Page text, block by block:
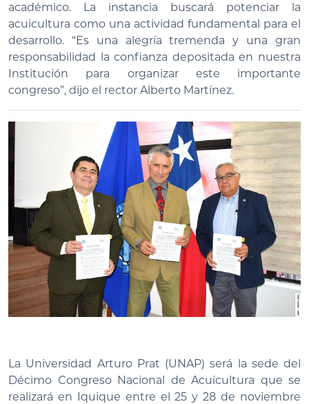
académico. La instancia buscará potenciar la
acuicultura como una actividad fundamental para el
desarrollo. “Es una alegría tremenda y una gran
responsabilidad la confianza depositada en nuestra
Institución para organizar este importante
congreso”, dijo el rector Alberto Martínez.
La Universidad Arturo Prat (UNAP) será la sede del
Décimo Congreso Nacional de Acuicultura que se
realizará en Iquique entre el 25 y 28 de noviembre